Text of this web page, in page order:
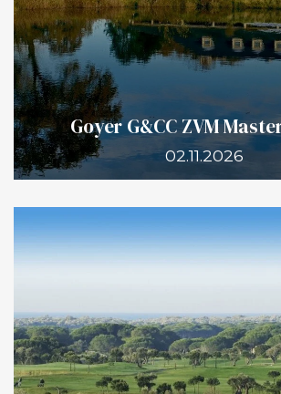
Goyer G&CC ZVM
02.11.2026